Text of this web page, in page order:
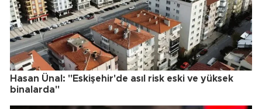
Hasan Ünal: "Eskişehir'de asıl risk eski ve yüksek
binalarda"